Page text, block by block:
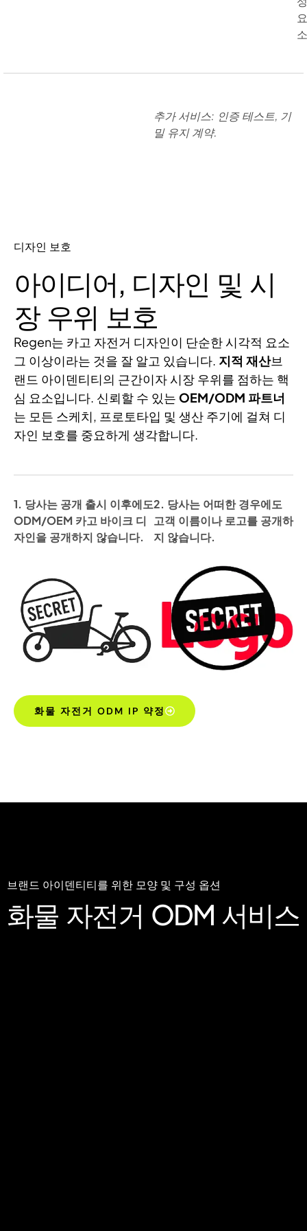
요
소
추가 서비스: 인증 테스트, 기
밀 유지 계약.
디자인 보호
아이디어, 디자인 및 시
장 우위 보호
Regen는 카고 자전거 디자인이 단순한 시각적 요소
그 이상이라는 것을 잘 알고 있습니다. 지적 재산브
랜드 아이덴티티의 근간이자 시장 우위를 점하는 핵
심 요소입니다. 신뢰할 수 있는 OEM/ODM 파트너
는 모든 스케치, 프로토타입 및 생산 주기에 걸쳐 디
자인 보호를 중요하게 생각합니다.
1. 당사는 공개 출시 이후에도
ODM/OEM 카고 바이크 디
자인을 공개하지 않습니다.
2. 당사는 어떠한 경우에도
고객 이름이나 로고를 공개하
지 않습니다.
화물 자전거 ODM IP 약정
브랜드 아이덴티티를 위한 모양 및 구성 옵션
화물 자전거 ODM 서비스